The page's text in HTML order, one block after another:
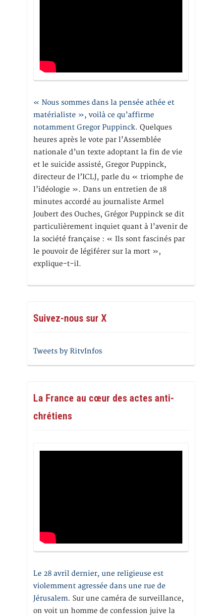
« Nous sommes dans la pensée athée et
matérialiste », voilà ce qu’affirme
notamment Gregor Puppinck. Quelques
heures après le vote par l’Assemblée
nationale d’un texte adoptant la fin de vie
et le suicide assisté, Gregor Puppinck,
directeur de l’ICLJ, parle du « triomphe de
l’idéologie ». Dans un entretien de 18
minutes accordé au journaliste Armel
Joubert des Ouches, Grégor Puppinck se dit
particulièrement inquiet quant à l’avenir de
la société française : « Ils sont fascinés par
le pouvoir de légiférer sur la mort »,
explique-t-il.
Suivez-nous sur X
Tweets by RitvInfos
La France au cœur des actes anti-
chrétiens
Le 28 avril dernier, une religieuse est
violemment agressée dans une rue de
Jérusalem. Sur une caméra de surveillance,
on voit un homme de confession juive la